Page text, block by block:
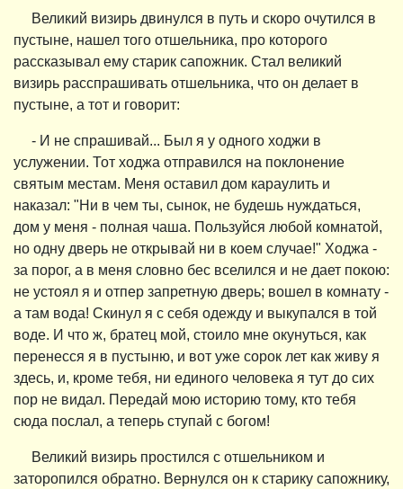
Великий визирь двинулся в путь и скоро очутился в
пустыне, нашел того отшельника, про которого
рассказывал ему старик сапожник. Стал великий
визирь расспрашивать отшельника, что он делает в
пустыне, а тот и говорит:
- И не спрашивай... Был я у одного ходжи в
услужении. Тот ходжа отправился на поклонение
святым местам. Меня оставил дом караулить и
наказал: "Ни в чем ты, сынок, не будешь нуждаться,
дом у меня - полная чаша. Пользуйся любой комнатой,
но одну дверь не открывай ни в коем случае!" Ходжа -
за порог, а в меня словно бес вселился и не дает покою:
не устоял я и отпер запретную дверь; вошел в комнату -
а там вода! Скинул я с себя одежду и выкупался в той
воде. И что ж, братец мой, стоило мне окунуться, как
перенесся я в пустыню, и вот уже сорок лет как живу я
здесь, и, кроме тебя, ни единого человека я тут до сих
пор не видал. Передай мою историю тому, кто тебя
сюда послал, а теперь ступай с богом!
Великий визирь простился с отшельником и
заторопился обратно. Вернулся он к старику сапожнику,